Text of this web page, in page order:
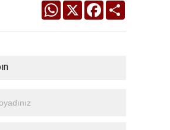
WhatsApp
X Facebook